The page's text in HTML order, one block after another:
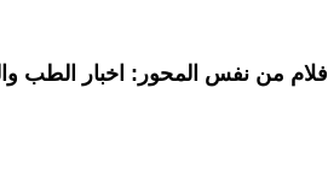
افلام من نفس المحور: اخبار الطب